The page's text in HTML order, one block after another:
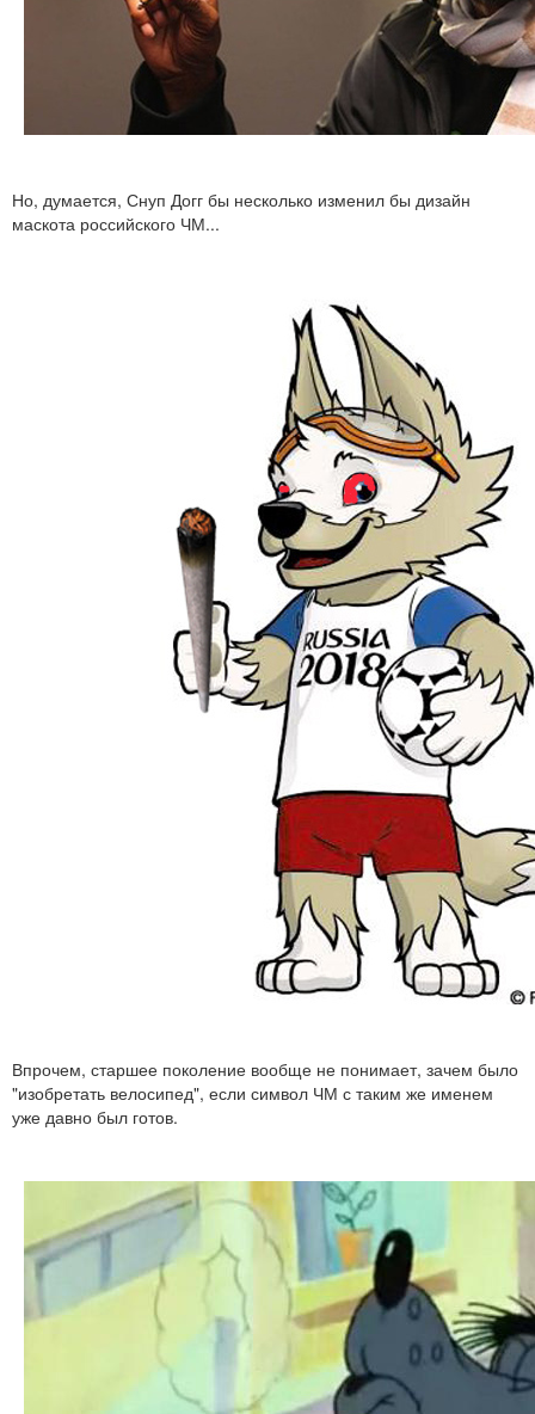
Но, думается, Снуп Догг бы несколько изменил бы дизайн
маскота российского ЧМ...
Впрочем, старшее поколение вообще не понимает, зачем было
"изобретать велосипед", если символ ЧМ с таким же именем
уже давно был готов.